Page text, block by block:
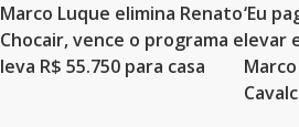
Marco Luque elimina Renato
Chocair, vence o programa e
leva R$ 55.750 para casa
‘Eu
levar